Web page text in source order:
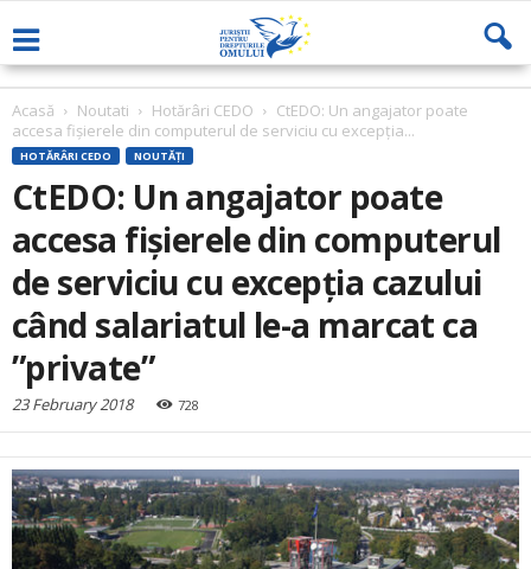
Acasă Noutati Hotărâri CEDO
CtEDO: Un angajator poate
accesa fişierele din computerul de serviciu cu excepţia...
HOTĂRÂRI CEDO NOUTĂȚI
CtEDO: Un angajator poate
accesa fişierele din computerul
de serviciu cu excepţia cazului
când salariatul le-a marcat ca
”private”
23 February 2018 728